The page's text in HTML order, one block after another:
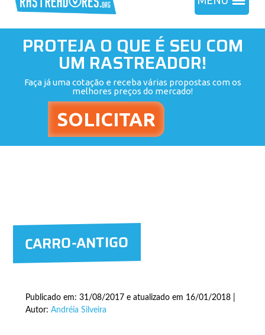
PROTEJA O QUE É SEU COM
UM RASTREADOR!
Faça já uma cotação e receba várias propostas com os
melhores preços do mercado!
CARRO-ANTIGO
Publicado em: 31/08/2017 e atualizado em 16/01/2018 |
Autor: Andréia Silveira